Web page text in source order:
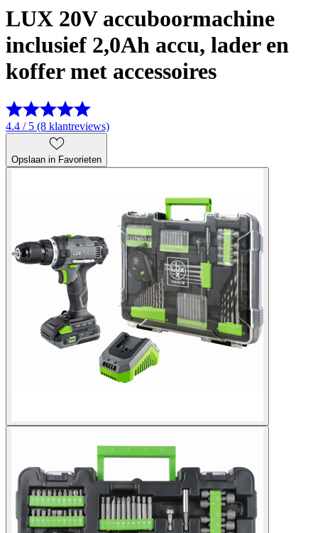
LUX 20V accuboormachine
inclusief 2,0Ah accu, lader en
koffer met accessoires
4.4 / 5 (8 klantreviews)
Opslaan in Favorieten